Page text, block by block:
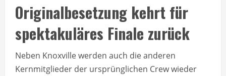
Originalbesetzung kehrt für
spektakuläres Finale zurück
Neben Knoxville werden auch die anderen
Kernmitglieder der ursprünglichen Crew wieder